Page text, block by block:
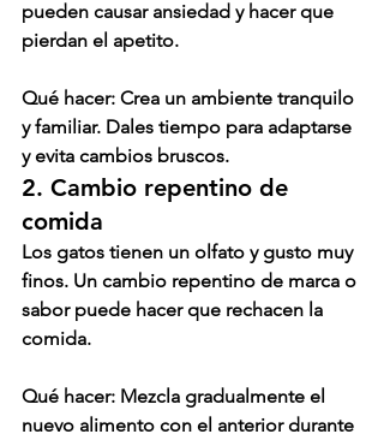
pueden causar ansiedad y hacer que
pierdan el apetito.
Qué hacer: Crea un ambiente tranquilo
y familiar. Dales tiempo para adaptarse
y evita cambios bruscos.
2. Cambio repentino de
comida
Los gatos tienen un olfato y gusto muy
finos. Un cambio repentino de marca o
sabor puede hacer que rechacen la
comida.
Qué hacer: Mezcla gradualmente el
nuevo alimento con el anterior durante